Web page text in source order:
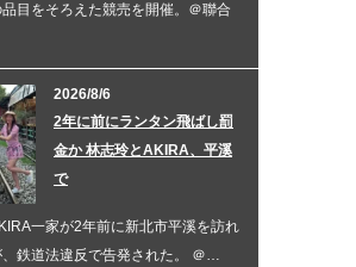
品目をそろえた競売を開催。＠聯合
2026/8/6
2年に前にランタン飛ばし罰
金か 林志玲とAKIRA、平溪
で
一家が2年前に新北市平溪を訪れ
、鉄道法違反で告発された。 ＠…